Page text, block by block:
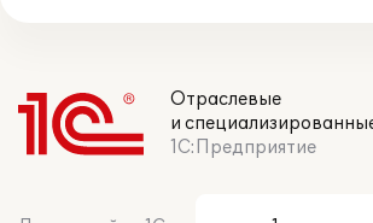
Отраслевые
и
1С:Предприятие